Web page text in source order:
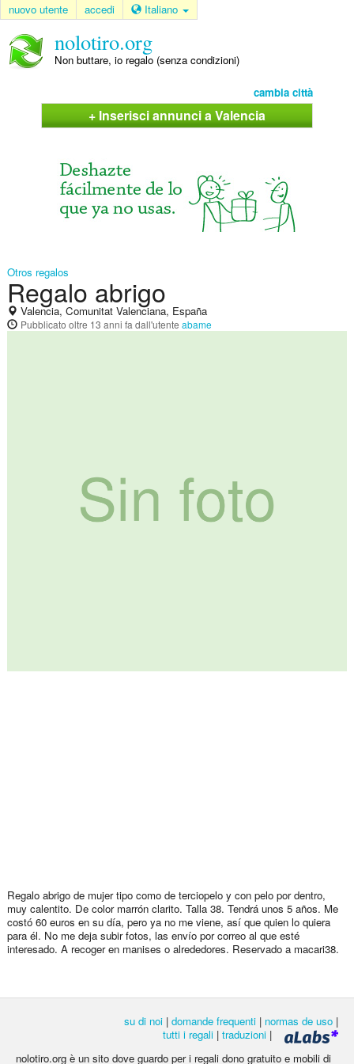
nuovo utente accedi Italiano
nolotiro.org
Non buttare, io regalo (senza condizioni)
cambia città
+ Inserisci annunci a Valencia
Otros regalos
Regalo abrigo
Valencia, Comunitat Valenciana, España
Pubblicato oltre 13 anni fa dall'utente abame
Regalo abrigo de mujer tipo como de terciopelo y con pelo por dentro,
muy calentito. De color marrón clarito. Talla 38. Tendrá unos 5 años. Me
costó 60 euros en su día, pero ya no me viene, así que quien lo quiera
para él. No me deja subir fotos, las envío por correo al que esté
interesado. A recoger en manises o alrededores. Reservado a macari38.
su di noi | domande frequenti | normas de uso |
tutti i regali | traduzioni |
nolotiro.org è un sito dove guardo per i regali dono gratuito e mobili di